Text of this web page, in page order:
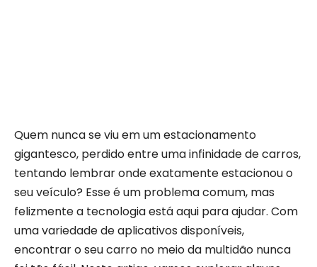
Quem nunca se viu em um estacionamento
gigantesco, perdido entre uma infinidade de carros,
tentando lembrar onde exatamente estacionou o
seu veículo? Esse é um problema comum, mas
felizmente a tecnologia está aqui para ajudar. Com
uma variedade de aplicativos disponíveis,
encontrar o seu carro no meio da multidão nunca